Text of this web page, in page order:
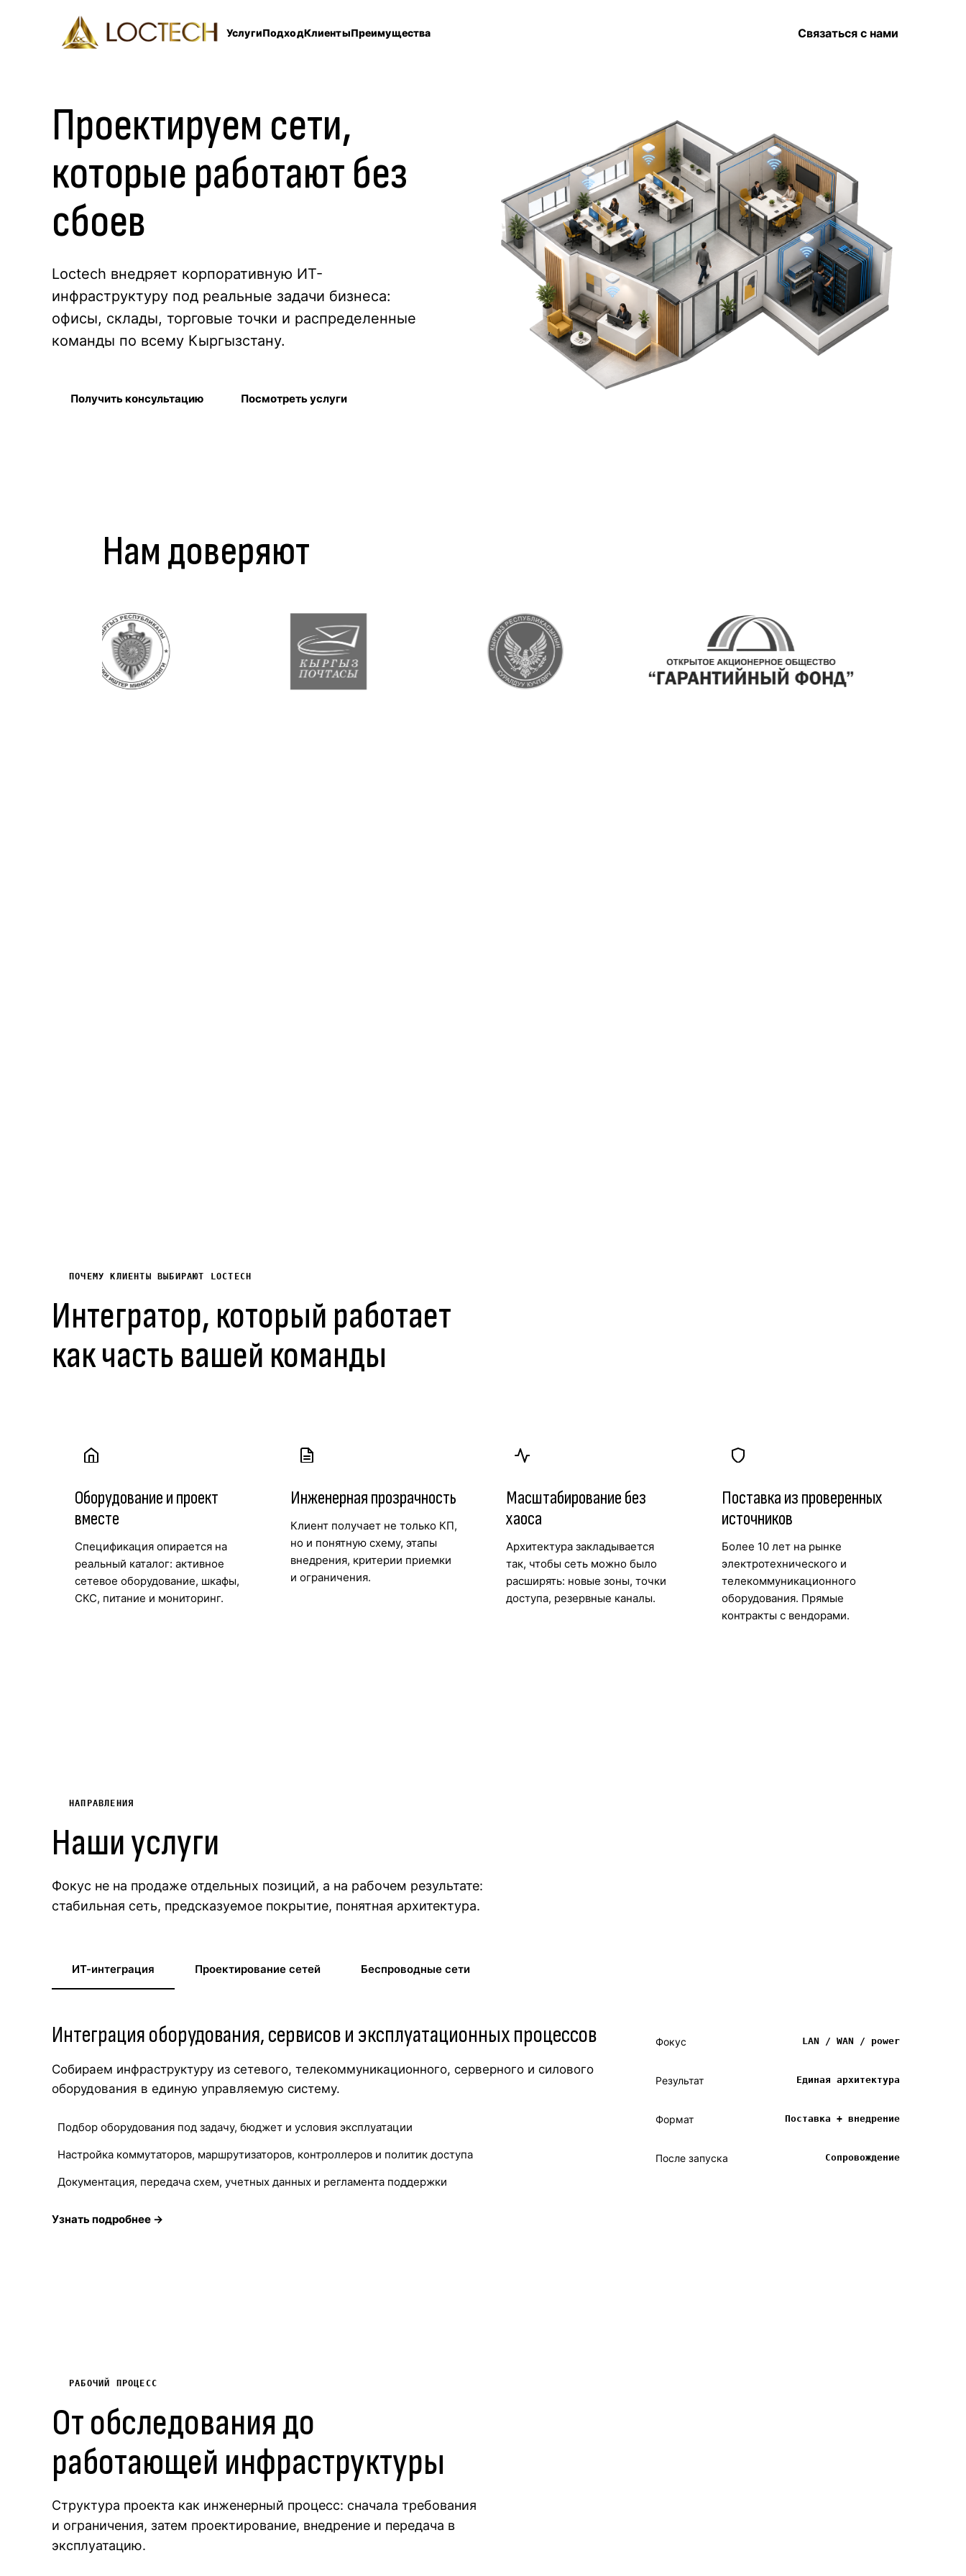
УслугиПодходКлиентыПреимущества Связаться с нами
Проектируем сети,
которые работают без
сбоев
Loctech внедряет корпоративную ИТ-
инфраструктуру под реальные задачи бизнеса:
офисы, склады, торговые точки и распределенные
команды по всему Кыргызстану.
Получить консультацию Посмотреть услуги
Нам доверяют
ПОЧЕМУ КЛИЕНТЫ ВЫБИРАЮТ LOCTECH
Интегратор, который работает
как часть вашей команды
Оборудование и проект
вместе
Спецификация опирается на
реальный каталог: активное
сетевое оборудование, шкафы,
СКС, питание и мониторинг.
Инженерная прозрачность
Клиент получает не только КП,
но и понятную схему, этапы
внедрения, критерии приемки
и ограничения.
Масштабирование без
хаоса
Архитектура закладывается
так, чтобы сеть можно было
расширять: новые зоны, точки
доступа, резервные каналы.
Поставка из проверенных
источников
Более 10 лет на рынке
электротехнического и
телекоммуникационного
оборудования. Прямые
контракты с вендорами.
НАПРАВЛЕНИЯ
Наши услуги
Фокус не на продаже отдельных позиций, а на рабочем результате:
стабильная сеть, предсказуемое покрытие, понятная архитектура.
ИТ-интеграция Проектирование сетей Беспроводные сети
Интеграция оборудования, сервисов и эксплуатационных процессов
Собираем инфраструктуру из сетевого, телекоммуникационного, серверного и силового
оборудования в единую управляемую систему.
Подбор оборудования под задачу, бюджет и условия эксплуатации
Настройка коммутаторов, маршрутизаторов, контроллеров и политик доступа
Документация, передача схем, учетных данных и регламента поддержки
Узнать подробнее →
Фокус LAN / WAN / power
Результат Единая архитектура
Формат Поставка + внедрение
После запуска Сопровождение
РАБОЧИЙ ПРОЦЕСС
От обследования до
работающей инфраструктуры
Структура проекта как инженерный процесс: сначала требования
и ограничения, затем проектирование, внедрение и передача в
эксплуатацию.